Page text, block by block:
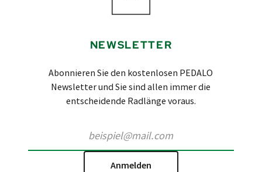
NEWSLETTER
Abonnieren Sie den kostenlosen PEDALO
Newsletter und Sie sind allen immer die
entscheidende Radlänge voraus.
Anmelden